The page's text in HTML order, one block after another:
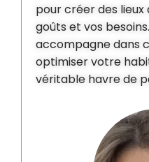
pour créer des
goûts et vos
accompagne dans
optimiser votre
véritable havre de